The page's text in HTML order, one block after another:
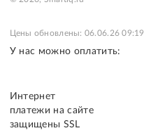
Цены обновлены: 06.06.26 09:19
У нас можно оплатить:
Интернет
платежи на сайте
защищены SSL